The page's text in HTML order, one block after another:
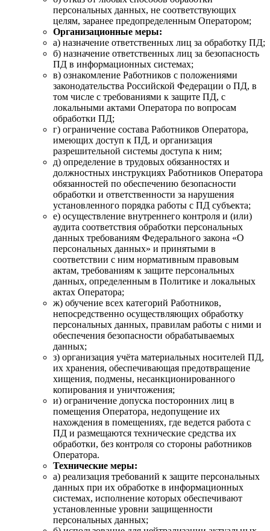
персональных данных, не соответствующих
целям, заранее предопределенным Оператором;
Организационные меры:
а) назначение ответственных лиц за обработку ПД;
б) назначение ответственных лиц за безопасность
ПД в информационных системах;
в) ознакомление Работников с положениями
законодательства Российской Федерации о ПД, в
том числе с требованиями к защите ПД, с
локальными актами Оператора по вопросам
обработки ПД;
г) ограничение состава Работников Оператора,
имеющих доступ к ПД, и организация
разрешительной системы доступа к ним;
д) определение в трудовых обязанностях и
должностных инструкциях Работников Оператора
обязанностей по обеспечению безопасности
обработки и ответственности за нарушения
установленного порядка работы с ПД субъекта;
е) осуществление внутреннего контроля и (или)
аудита соответствия обработки персональных
данных требованиям Федерального закона «О
персональных данных» и принятыми в
соответствии с ним нормативным правовым
актам, требованиям к защите персональных
данных, определенным в Политике и локальных
актах Оператора;
ж) обучение всех категорий Работников,
непосредственно осуществляющих обработку
персональных данных, правилам работы с ними и
обеспечения безопасности обрабатываемых
данных;
з) организация учёта материальных носителей ПД,
их хранения, обеспечивающая предотвращение
хищения, подмены, несанкционированного
копирования и уничтожения;
и) ограничение допуска посторонних лиц в
помещения Оператора, недопущение их
нахождения в помещениях, где ведется работа с
ПД и размещаются технические средства их
обработки, без контроля со стороны работников
Оператора.
Технические меры:
а) реализация требований к защите персональных
данных при их обработке в информационных
системах, исполнение которых обеспечивают
установленные уровни защищенности
персональных данных;